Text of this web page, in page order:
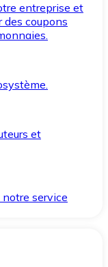
entreprise et
coupons
et
service